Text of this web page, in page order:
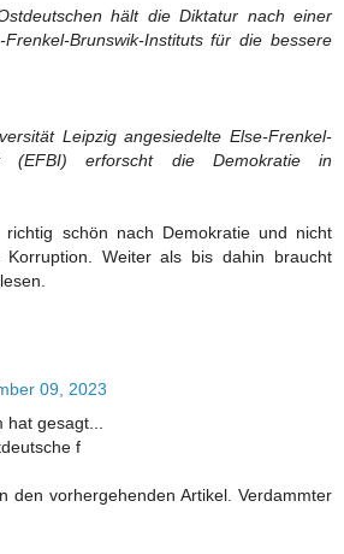
hält die Diktatur nach einer
Brunswik-Instituts für die bessere
Leipzig angesiedelte Else-Frenkel-
(EFBI) erforscht die Demokratie in
richtig schön nach Demokratie und nicht
Korruption. Weiter als bis dahin braucht
09, 2023
hat gesagt...
f
den vorhergehenden Artikel. Verdammter